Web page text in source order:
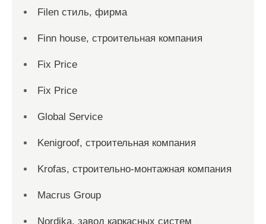
Filen стиль, фирма
Finn house, строительная компания
Fix Price
Fix Price
Global Service
Kenigroof, строительная компания
Krofas, строительно-монтажная компания
Macrus Group
Nordika, завод каркасных систем